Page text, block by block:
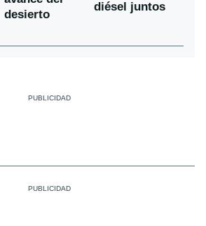
desierto
diésel juntos